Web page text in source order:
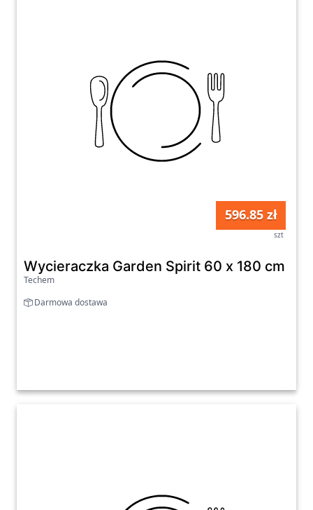
596.85 zł
szt
Wycieraczka Garden Spirit 60 x 180 cm
Techem
Darmowa dostawa